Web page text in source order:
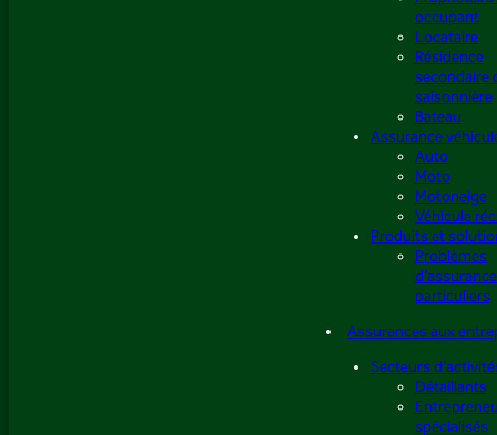
occupant
Locataire
Résidence
secondaire
saisonnière
Bateau
Assurance
Auto
Moto
Motoneige
Véhicule
Produits et
Problèmes
particuliers
Assurances aux
Secteurs
Détaillants
spécialisés